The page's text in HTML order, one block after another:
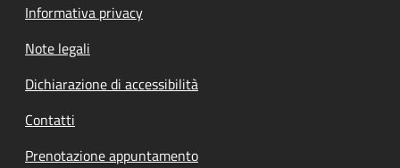
Informativa privacy
Note legali
Dichiarazione di accessibilità
Contatti
Prenotazione appuntamento